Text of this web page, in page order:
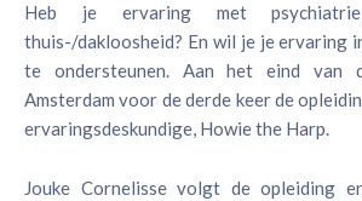
Heb je ervaring met
thuis-/dakloosheid? En wil je je ervaring
te ondersteunen. Aan het eind van
Amsterdam voor de derde keer de
ervaringsdeskundige, Howie the Harp.
Jouke Cornelisse volgt de opleiding